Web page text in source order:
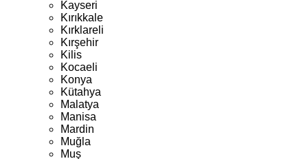
Kayseri
Kırıkkale
Kırklareli
Kırşehir
Kilis
Kocaeli
Konya
Kütahya
Malatya
Manisa
Mardin
Muğla
Muş